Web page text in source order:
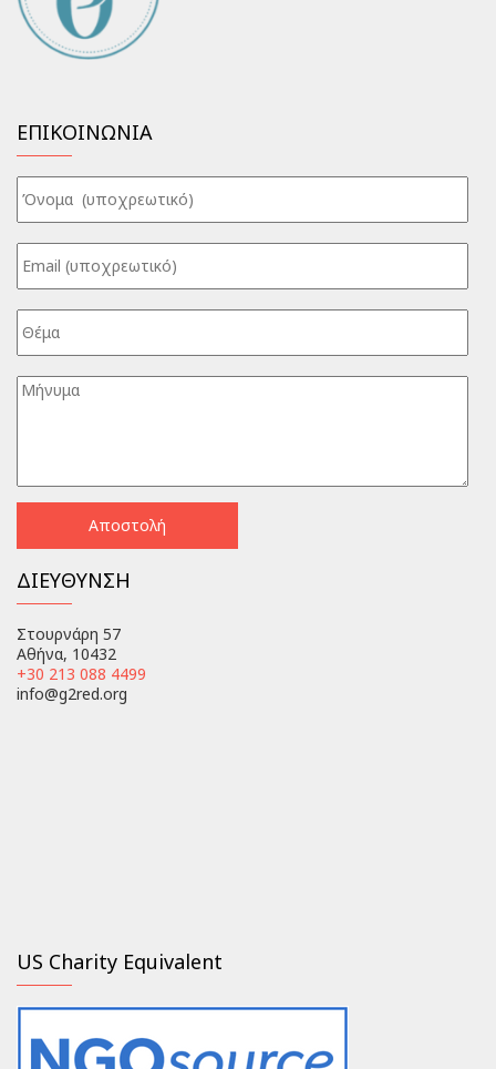
ΕΠΙΚΟΙΝΩΝΙΑ
ΔΙΕΥΘΥΝΣΗ
Στουρνάρη 57
Αθήνα, 10432
+30 213 088 4499
info@g2red.org
US Charity Equivalent